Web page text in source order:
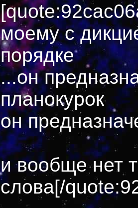
моему с
порядке
...он
планокурок
он
и вообще нет
слова[/